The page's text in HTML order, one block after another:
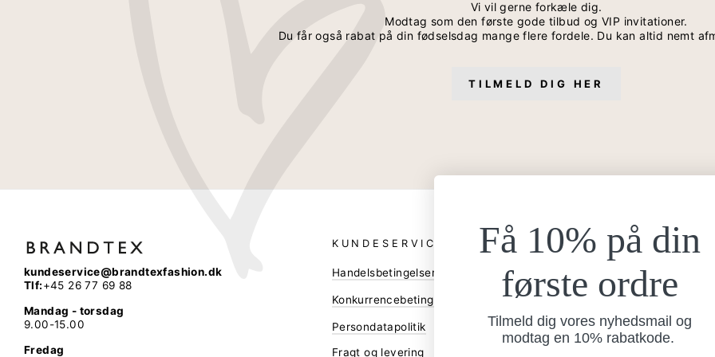
Vi vil gerne forkæle dig.
Modtag som den første gode tilbud og VIP invitationer.
Du får også rabat på din fødselsdag mange flere fordele. Du kan altid nemt
TILMELD DIG HER
kundeservice@brandtexfashion.dk
Tlf:+45 26 77 69 88
Mandag - torsdag
9.00-15.00
Fredag
KUNDESERVICE
Handelsbetingelser
Konkurrencebetingelser
Persondatapolitik
Fragt og levering
ANDRE
Bliv forhandler
Gå til B2B shop
Assetbank
Facebook
Få 10% på din
første ordre
Tilmeld dig vores nyhedsmail og
modtag en 10% rabatkode.